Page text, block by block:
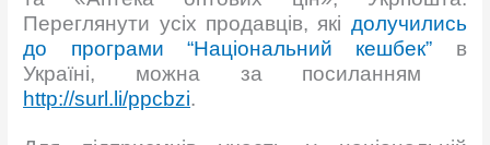
Переглянути усіх продавців, які долучились
до програми “Національний кешбек” в
Україні, можна за посиланням
http://surl.li/ppcbzi.